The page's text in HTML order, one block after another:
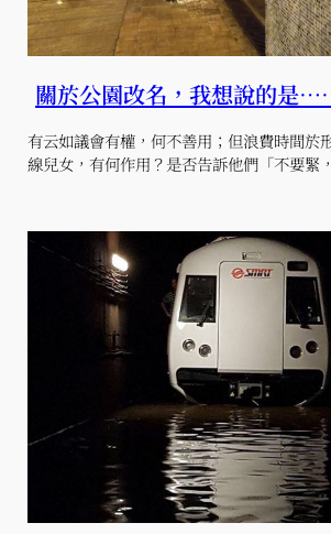
關於公園改名，我想說的是
有云如議會有權，何不善用；但浪費時間於
線兒女，有何作用？是否告訴他們「不要緊